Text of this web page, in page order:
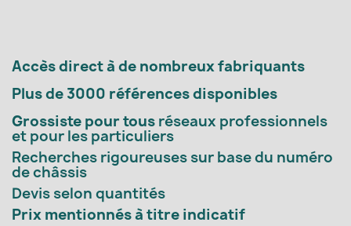
Accès direct à de nombreux fabriquants
Plus de 3000 références disponibles
Grossiste pour tous réseaux professionnels
et pour les particuliers
Recherches rigoureuses sur base du numéro
de châssis
Devis selon quantités
Prix mentionnés à titre indicatif